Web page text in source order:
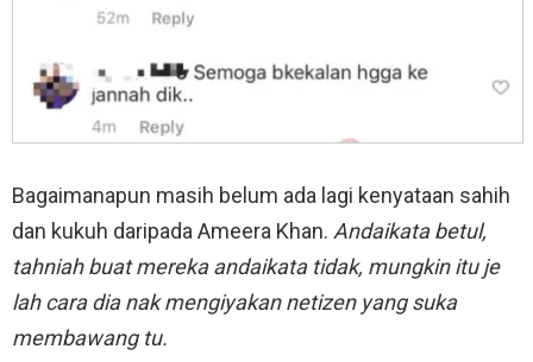
Bagaimanapun masih belum ada lagi kenyataan sahih
dan kukuh daripada Ameera Khan. Andaikata betul,
tahniah buat mereka andaikata tidak, mungkin itu je
lah cara dia nak mengiyakan netizen yang suka
membawang tu.